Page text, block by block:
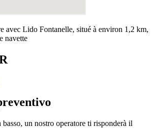
avec Lido Fontanelle, situé à environ 1,2 km,
navette
un nostro operatore ti risponderà il